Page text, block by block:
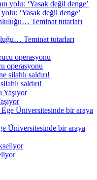
‘Yasak değil denge’
Teminat tutarları
operasyonu
saldırı!
Üniversitesinde bir araya